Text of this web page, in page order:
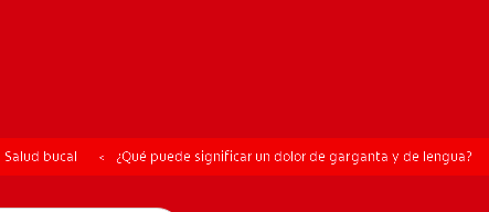
Salud bucal ¿Qué puede significar un dolor de garganta y de lengua?